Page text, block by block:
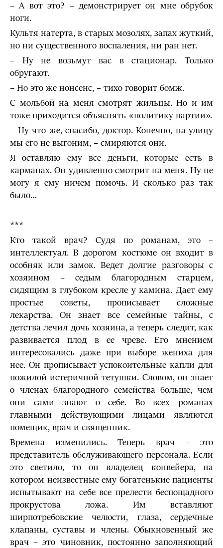
– А вот это? – демонстрирует он мне обрубок
ноги.
Культя натерта, в старых мозолях, запах жуткий,
но ни существенного воспаления, ни ран нет.
– Ну не возьмут вас в стационар. Только
обругают.
– Но это же нонсенс, – тихо говорит бомж.
С мольбой на меня смотрят жильцы. Но и им
тоже приходится объяснять «политику партии».
– Ну что же, спасибо, доктор. Конечно, на улицу
мы его не выгоним, – смиряются они.
Я оставляю ему все деньги, которые есть в
карманах. Он удивленно смотрит на меня. Ну не
могу я ему ничем помочь. И сколько раз так
было…
***
Кто такой врач? Судя по романам, это –
интеллектуал. В дорогом костюме он входит в
особняк или замок. Ведет долгие разговоры с
хозяином – седым благородным старцем,
сидящим в глубоком кресле у камина. Дает ему
простые советы, прописывает сложные
лекарства. Он знает все семейные тайны, с
детства лечил дочь хозяина, а теперь следит, как
развивается плод в ее чреве. Его мнением
интересовались даже при выборе жениха для
нее. Он прописывает успокоительные капли для
пожилой истеричной тетушки. Словом, он знает
о членах благородного семейства больше, чем
они сами знают о себе. Во всех романах
главными действующими лицами являются
помещик, врач и священник.
Времена изменились. Теперь врач – это
представитель обслуживающего персонала. Если
это светило, то он владелец конвейера, на
котором неизвестные ему богатенькие пациенты
испытывают на себе все прелести беспощадного
прокрустова ложа. Им вставляют
ширпотребовские челюсти, глаза, сердечные
клапаны, суставы и члены. Обыкновенный же
врач – это чиновник, постоянно заполняющий